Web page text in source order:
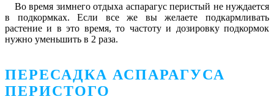
Во время зимнего отдыха аспарагус перистый не нуждается
в подкормках. Если все же вы желаете подкармливать
растение и в это время, то частоту и дозировку подкормок
нужно уменьшить в 2 раза.
ПЕРЕСАДКА АСПАРАГУСА
ПЕРИСТОГО